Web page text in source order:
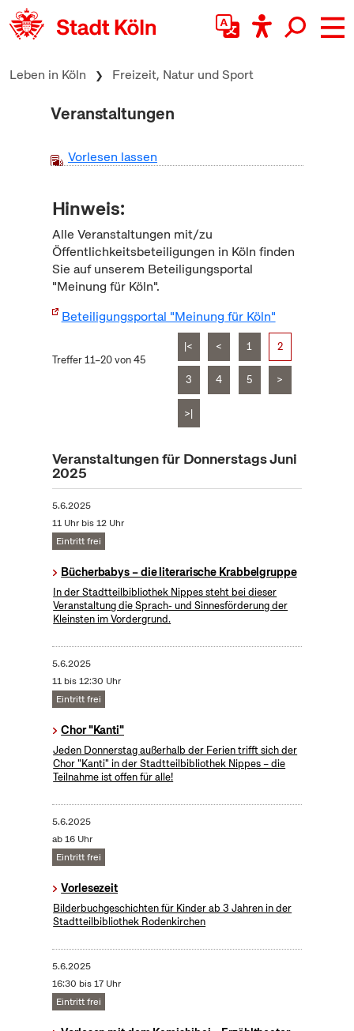
zum Inhalt springen
Leben in Köln Freizeit, Natur und Sport
Veranstaltungen
Vorlesen lassen
Hinweis:
Alle Veranstaltungen mit/zu
Öffentlichkeitsbeteiligungen in Köln finden
Sie auf unserem Beteiligungsportal
"Meinung für Köln".
Beteiligungsportal "Meinung für Köln"
Treffer 11–20 von 45
|< < 1 2
3 4 5 >
>|
Veranstaltungen für Donnerstags Juni
2025
5.6.2025
11 Uhr bis 12 Uhr
Eintritt frei
Bücherbabys – die literarische Krabbelgruppe
In der Stadtteilbibliothek Nippes steht bei dieser
Veranstaltung die Sprach- und Sinnesförderung der
Kleinsten im Vordergrund.
5.6.2025
11 bis 12:30 Uhr
Eintritt frei
Chor "Kanti"
Jeden Donnerstag außerhalb der Ferien trifft sich der
Chor "Kanti" in der Stadtteilbibliothek Nippes – die
Teilnahme ist offen für alle!
5.6.2025
ab 16 Uhr
Eintritt frei
Vorlesezeit
Bilderbuchgeschichten für Kinder ab 3 Jahren in der
Stadtteilbibliothek Rodenkirchen
5.6.2025
16:30 bis 17 Uhr
Eintritt frei